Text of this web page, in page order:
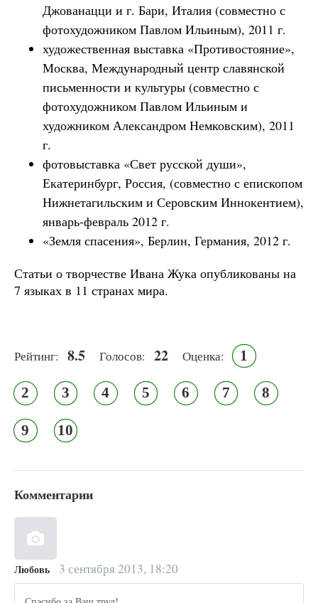
Джованацци и г. Бари, Италия (совместно с
фотохудожником Павлом Ильиным), 2011 г.
художественная выставка «Противостояние»,
Москва, Международный центр славянской
письменности и культуры (совместно с
фотохудожником Павлом Ильиным и
художником Александром Немковским), 2011
г.
фотовыставка «Свет русской души»,
Екатеринбург, Россия, (совместно с епископом
Нижнетагильским и Серовским Иннокентием),
январь-февраль 2012 г.
«Земля спасения», Берлин, Германия, 2012 г.
Статьи о творчестве Ивана Жука опубликованы на
7 языках в 11 странах мира.
Рейтинг: 8.5 Голосов: 22 Оценка: 1
2 3 4 5 6 7 8
9 10
Комментарии
Любовь 3 сентября 2013, 18:20